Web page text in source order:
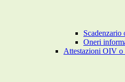
Oneri
Attestazioni OIV o